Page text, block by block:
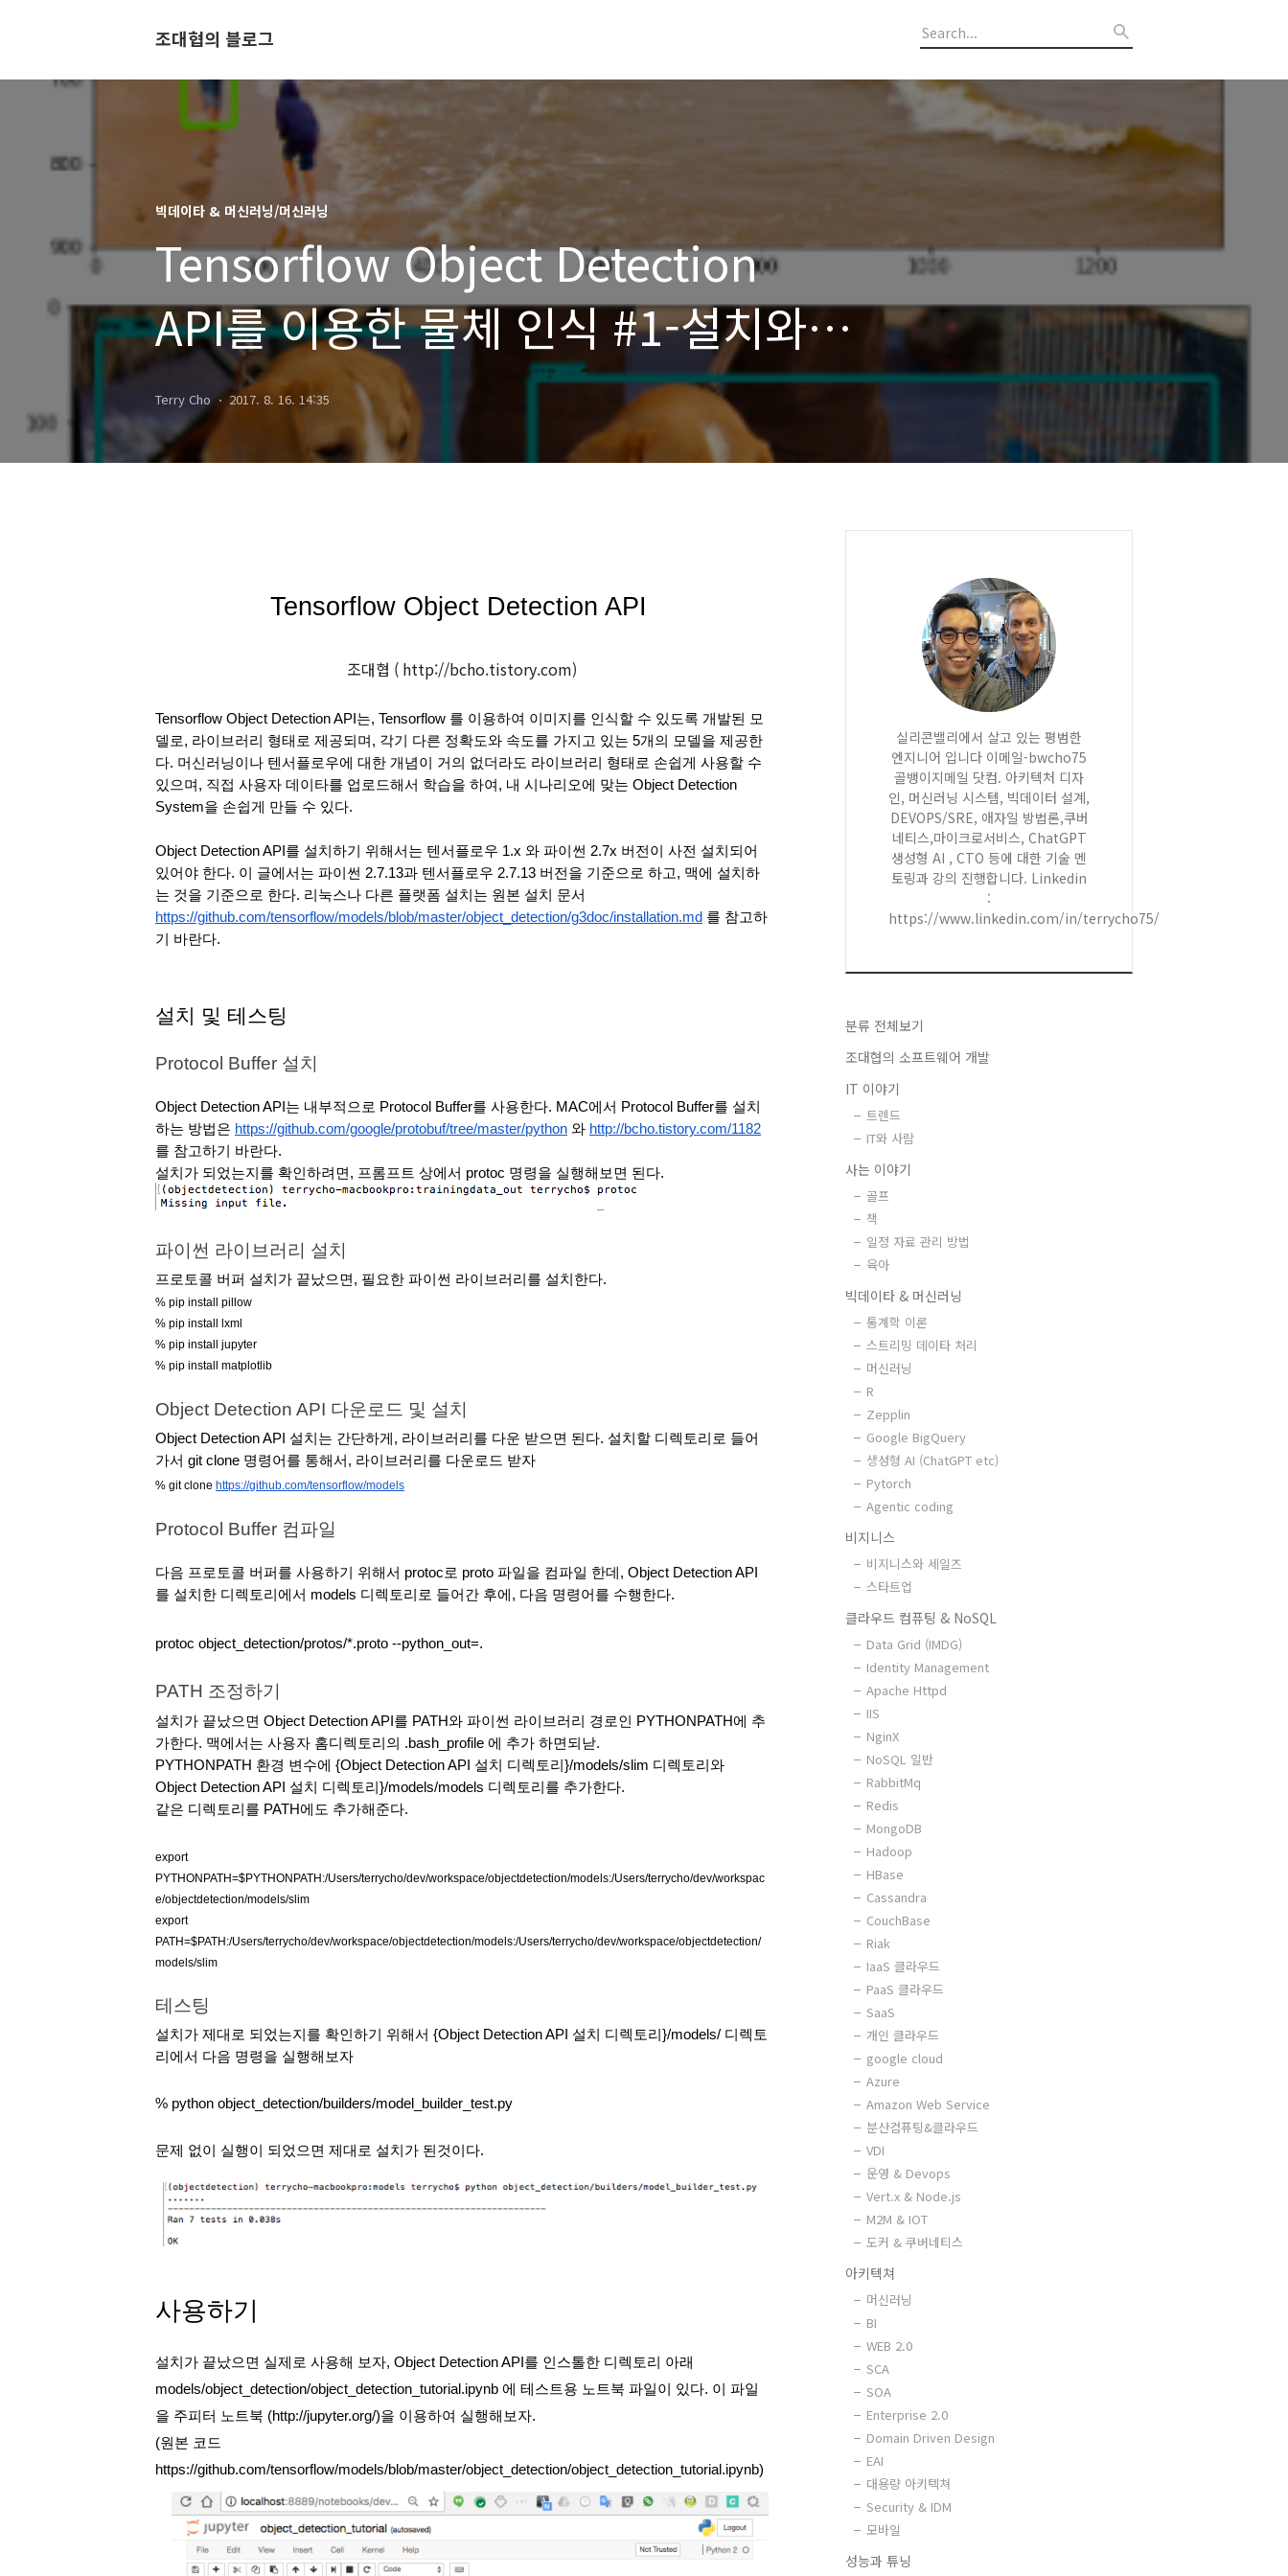
조대협의 블로그
빅데이타 & 머신러닝/머신러닝
Tensorflow Object Detection
API를 이용한 물체 인식 #1-설치와
사용하기
Terry Cho 2017. 8. 16. 14:35
Tensorflow Object Detection API
조대협 ( http://bcho.tistory.com)
Tensorflow Object Detection API는, Tensorflow 를 이용하여 이미지를 인식할 수 있도록 개발된 모
델로, 라이브러리 형태로 제공되며, 각기 다른 정확도와 속도를 가지고 있는 5개의 모델을 제공한
다. 머신러닝이나 텐서플로우에 대한 개념이 거의 없더라도 라이브러리 형태로 손쉽게 사용할 수
있으며, 직접 사용자 데이타를 업로드해서 학습을 하여, 내 시나리오에 맞는 Object Detection
System을 손쉽게 만들 수 있다.
Object Detection API를 설치하기 위해서는 텐서플로우 1.x 와 파이썬 2.7x 버전이 사전 설치되어
있어야 한다. 이 글에서는 파이썬 2.7.13과 텐서플로우 2.7.13 버전을 기준으로 하고, 맥에 설치하
는 것을 기준으로 한다. 리눅스나 다른 플랫폼 설치는 원본 설치 문서
https://github.com/tensorflow/models/blob/master/object_detection/g3doc/installation.md 를 참고하
기 바란다.
설치 및 테스팅
Protocol Buffer 설치
Object Detection API는 내부적으로 Protocol Buffer를 사용한다. MAC에서 Protocol Buffer를 설치
하는 방법은 https://github.com/google/protobuf/tree/master/python 와 http://bcho.tistory.com/1182
를 참고하기 바란다.
설치가 되었는지를 확인하려면, 프롬프트 상에서 protoc 명령을 실행해보면 된다.
파이썬 라이브러리 설치
프로토콜 버퍼 설치가 끝났으면, 필요한 파이썬 라이브러리를 설치한다.
% pip install pillow
% pip install lxml
% pip install jupyter
% pip install matplotlib
Object Detection API 다운로드 및 설치
Object Detection API 설치는 간단하게, 라이브러리를 다운 받으면 된다. 설치할 디렉토리로 들어
가서 git clone 명령어를 통해서, 라이브러리를 다운로드 받자
% git clone https://github.com/tensorflow/models
Protocol Buffer 컴파일
다음 프로토콜 버퍼를 사용하기 위해서 protoc로 proto 파일을 컴파일 한데, Object Detection API
를 설치한 디렉토리에서 models 디렉토리로 들어간 후에, 다음 명령어를 수행한다.
protoc object_detection/protos/*.proto --python_out=.
PATH 조정하기
설치가 끝났으면 Object Detection API를 PATH와 파이썬 라이브러리 경로인 PYTHONPATH에 추
가한다. 맥에서는 사용자 홈디렉토리의 .bash_profile 에 추가 하면되낟.
PYTHONPATH 환경 변수에 {Object Detection API 설치 디렉토리}/models/slim 디렉토리와
Object Detection API 설치 디렉토리}/models/models 디렉토리를 추가한다.
같은 디렉토리를 PATH에도 추가해준다.
export
PYTHONPATH=$PYTHONPATH:/Users/terrycho/dev/workspace/objectdetection/models:/Users/terrycho/dev/workspac
e/objectdetection/models/slim
export
PATH=$PATH:/Users/terrycho/dev/workspace/objectdetection/models:/Users/terrycho/dev/workspace/objectdetection/
models/slim
테스팅
설치가 제대로 되었는지를 확인하기 위해서 {Object Detection API 설치 디렉토리}/models/ 디렉토
리에서 다음 명령을 실행해보자
% python object_detection/builders/model_builder_test.py
문제 없이 실행이 되었으면 제대로 설치가 된것이다.
사용하기
설치가 끝났으면 실제로 사용해 보자, Object Detection API를 인스톨한 디렉토리 아래
models/object_detection/object_detection_tutorial.ipynb 에 테스트용 노트북 파일이 있다. 이 파일
을 주피터 노트북 (http://jupyter.org/)을 이용하여 실행해보자.
(원본 코드
https://github.com/tensorflow/models/blob/master/object_detection/object_detection_tutorial.ipynb)
실리콘밸리에서 살고 있는 평범한
엔지니어 입니다 이메일-bwcho75
골뱅이지메일 닷컴. 아키텍처 디자
인, 머신러닝 시스템, 빅데이터 설계,
DEVOPS/SRE, 애자일 방법론,쿠버
네티스,마이크로서비스, ChatGPT
생성형 AI , CTO 등에 대한 기술 멘
토링과 강의 진행합니다. Linkedin
:
https://www.linkedin.com/in/terrycho75/
분류 전체보기
조대협의 소프트웨어 개발
IT 이야기
트렌드
IT와 사람
사는 이야기
골프
책
일정 자료 관리 방법
육아
빅데이타 & 머신러닝
통계학 이론
스트리밍 데이타 처리
머신러닝
R
Zepplin
Google BigQuery
생성형 AI (ChatGPT etc)
Pytorch
Agentic coding
비지니스
비지니스와 세일즈
스타트업
클라우드 컴퓨팅 & NoSQL
Data Grid (IMDG)
Identity Management
Apache Httpd
IIS
NginX
NoSQL 일반
RabbitMq
Redis
MongoDB
Hadoop
HBase
Cassandra
CouchBase
Riak
IaaS 클라우드
PaaS 클라우드
SaaS
개인 클라우드
google cloud
Azure
Amazon Web Service
분산컴퓨팅&클라우드
VDI
운영 & Devops
Vert.x & Node.js
M2M & IOT
도커 & 쿠버네티스
아키텍쳐
머신러닝
BI
WEB 2.0
SCA
SOA
Enterprise 2.0
Domain Driven Design
EAI
대용량 아키텍쳐
Security & IDM
모바일
성능과 튜닝